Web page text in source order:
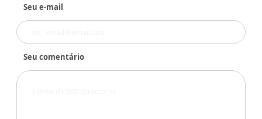
Seu e-mail
Seu comentário